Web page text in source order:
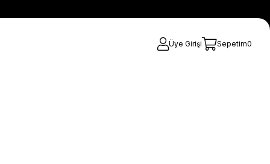
Üye Girişi Sepetim0